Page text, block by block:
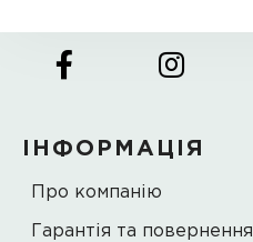
ІНФОРМАЦІЯ
Про компанію
Гарантія та повернення